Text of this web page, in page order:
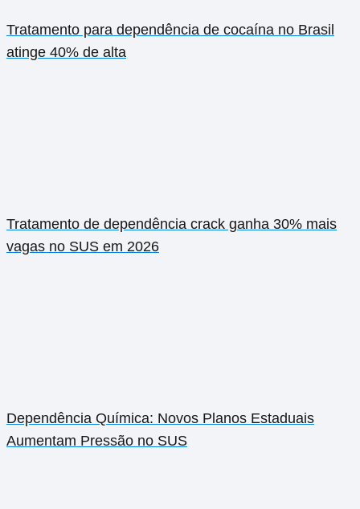
Tratamento para dependência de cocaína no Brasil
atinge 40% de alta
Tratamento de dependência crack ganha 30% mais
vagas no SUS em 2026
Dependência Química: Novos Planos Estaduais
Aumentam Pressão no SUS